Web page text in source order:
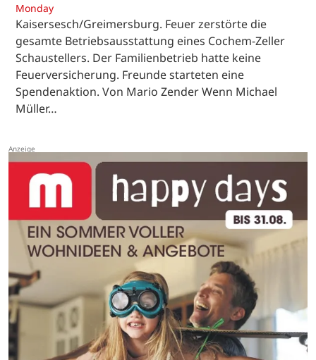
Monday
Kaisersesch/Greimersburg. Feuer zerstörte die
gesamte Betriebsausstattung eines Cochem-Zeller
Schaustellers. Der Familienbetrieb hatte keine
Feuerversicherung. Freunde starteten eine
Spendenaktion. Von Mario Zender Wenn Michael
Müller…